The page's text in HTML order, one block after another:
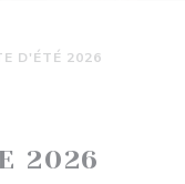
D'ÉTÉ 2026
2026